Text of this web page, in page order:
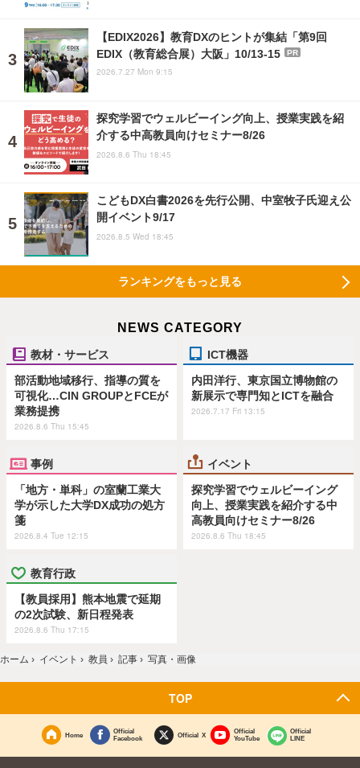
【EDIX2026】教育DXのヒントが集結「第9回
EDIX（教育総合展）大阪」10/13-15
PR
2026.7.27 Mon 9:15
探究学習でウェルビーイング向上、授業実践を紹
介する中高教員向けセミナー8/26
2026.8.6 Thu 18:45
こどもDX白書2026を先行公開、中室牧子氏迎え公
開イベント9/17
2026.8.5 Wed 18:45
ランキングをもっと見る
NEWS CATEGORY
教材・サービス
部活動地域移行、指導の質を
可視化…CIN GROUPとFCEが
業務提携
2026.8.6 Thu 15:45
ICT機器
内田洋行、東京国立博物館の
新展示で専門知とICTを融合
2026.7.17 Fri 13:15
事例
「地方・単科」の室蘭工業大
学が示した大学DX成功の処方
箋
2026.8.4 Tue 12:15
イベント
探究学習でウェルビーイング
向上、授業実践を紹介する中
高教員向けセミナー8/26
2026.8.6 Thu 18:45
教育行政
【教員採用】熊本地震で延期
の2次試験、新日程発表
2026.8.6 Thu 17:15
ホーム › イベント › 教員 › 記事 › 写真・画像
TOP
Home
Official
Facebook
Official X
Official
YouTube
Official
LINE